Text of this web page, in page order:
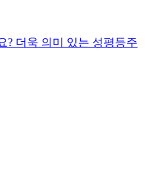
? 더욱 의미 있는 성평등주